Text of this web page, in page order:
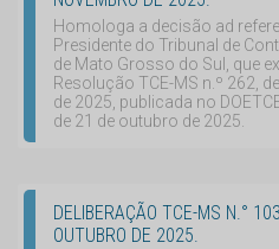
Homologa a decisão ad
Presidente do Tribunal de
de Mato Grosso do Sul, que
Resolução TCE-MS n.º 262,
de 2025, publicada no
de 21 de outubro de 2025.
DELIBERAÇÃO TCE-MS N.°
OUTUBRO DE 2025.